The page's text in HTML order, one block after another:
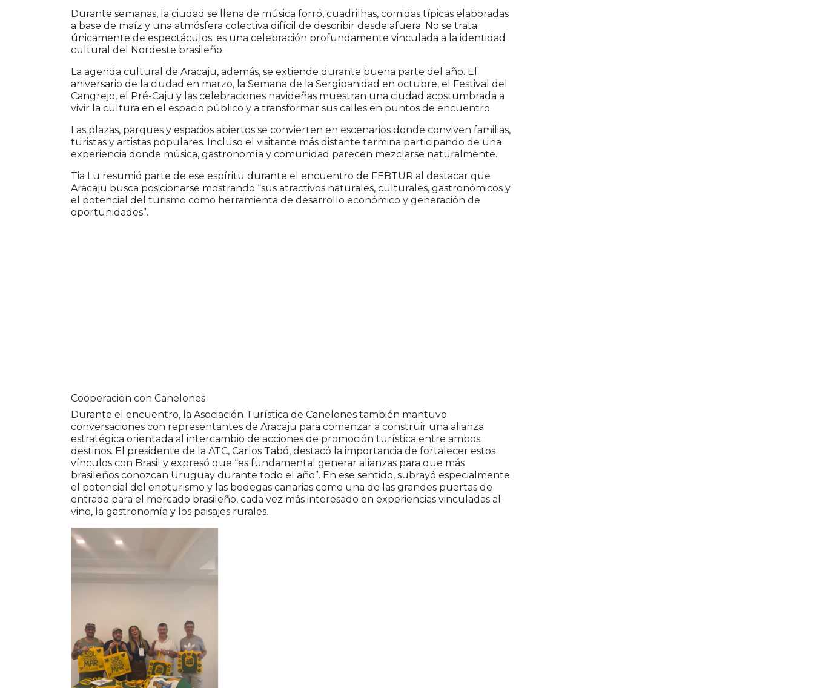
Durante semanas, la ciudad se llena de música forró, cuadrilhas, comidas típicas elaboradas
a base de maíz y una atmósfera colectiva difícil de describir desde afuera. No se trata
únicamente de espectáculos: es una celebración profundamente vinculada a la identidad
cultural del Nordeste brasileño.
La agenda cultural de Aracaju, además, se extiende durante buena parte del año. El
aniversario de la ciudad en marzo, la Semana de la Sergipanidad en octubre, el Festival del
Cangrejo, el Pré-Caju y las celebraciones navideñas muestran una ciudad acostumbrada a
vivir la cultura en el espacio público y a transformar sus calles en puntos de encuentro.
Las plazas, parques y espacios abiertos se convierten en escenarios donde conviven familias,
turistas y artistas populares. Incluso el visitante más distante termina participando de una
experiencia donde música, gastronomía y comunidad parecen mezclarse naturalmente.
Tia Lu resumió parte de ese espíritu durante el encuentro de FEBTUR al destacar que
Aracaju busca posicionarse mostrando “sus atractivos naturales, culturales, gastronómicos y
el potencial del turismo como herramienta de desarrollo económico y generación de
oportunidades”.
Cooperación con Canelones
Durante el encuentro, la Asociación Turística de Canelones también mantuvo
conversaciones con representantes de Aracaju para comenzar a construir una alianza
estratégica orientada al intercambio de acciones de promoción turística entre ambos
destinos. El presidente de la ATC, Carlos Tabó, destacó la importancia de fortalecer estos
vínculos con Brasil y expresó que “es fundamental generar alianzas para que más
brasileños conozcan Uruguay durante todo el año”. En ese sentido, subrayó especialmente
el potencial del enoturismo y las bodegas canarias como una de las grandes puertas de
entrada para el mercado brasileño, cada vez más interesado en experiencias vinculadas al
vino, la gastronomía y los paisajes rurales.